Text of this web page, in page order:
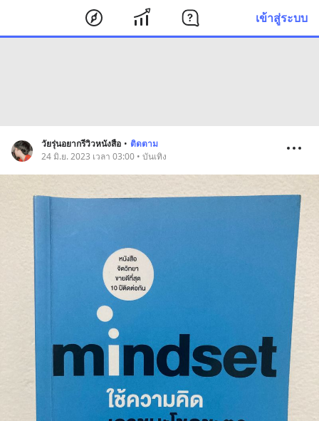
เข้าสู่ระบบ
วัยรุ่นอยากรีวิวหนังสือ • ติดตาม
24 มิ.ย. 2023 เวลา 03:00 • บันเทิง